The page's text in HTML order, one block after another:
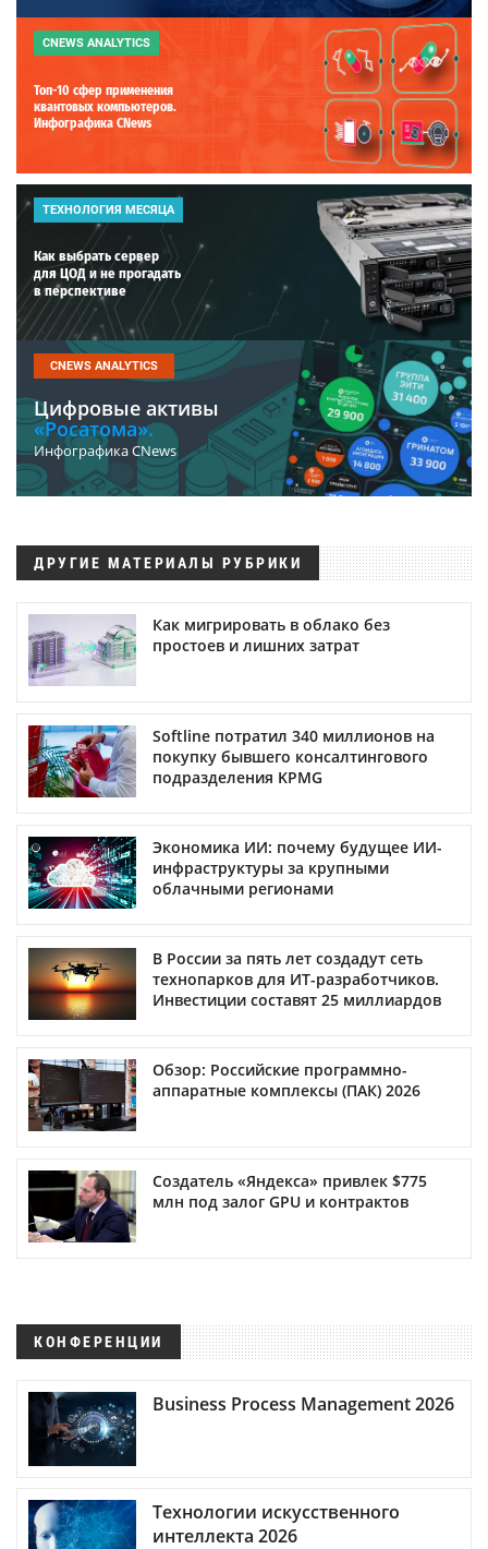
CNEWS ANALYTICS
Топ-10 сфер применения
квантовых компьютеров.
Инфографика CNews
ТЕХНОЛОГИЯ МЕСЯЦА
Как выбрать сервер
для ЦОД и не прогадать
в перспективе
CNEWS ANALYTICS
Цифровые активы
«Росатома».
Инфографика CNews
ДРУГИЕ МАТЕРИАЛЫ РУБРИКИ
Как мигрировать в облако без
простоев и лишних затрат
Softline потратил 340 миллионов на
покупку бывшего консалтингового
подразделения KPMG
Экономика ИИ: почему будущее ИИ-
инфраструктуры за крупными
облачными регионами
В России за пять лет создадут сеть
технопарков для ИТ-разработчиков.
Инвестиции составят 25 миллиардов
Обзор: Российские программно-
аппаратные комплексы (ПАК) 2026
Создатель «Яндекса» привлек $775
млн под залог GPU и контрактов
КОНФЕРЕНЦИИ
Business Process Management 2026
Технологии искусственного
интеллекта 2026